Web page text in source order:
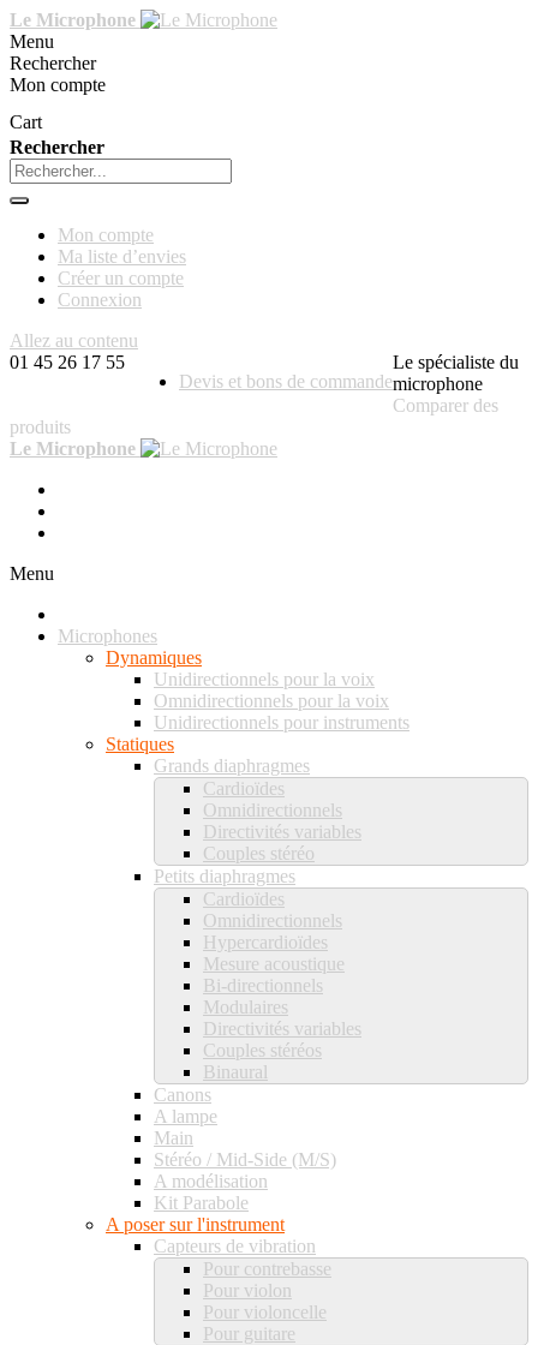
Le Microphone
Menu
Rechercher
Mon compte
Cart
Rechercher
Mon compte
Ma liste d’envies
Créer un compte
Connexion
Allez au contenu
01 45 26 17 55
Devis et bons de commande
Le spécialiste du
microphone
Comparer des
produits
Le Microphone
Menu
Microphones
Dynamiques
Unidirectionnels pour la voix
Omnidirectionnels pour la voix
Unidirectionnels pour instruments
Statiques
Grands diaphragmes
Cardioïdes
Omnidirectionnels
Directivités variables
Couples stéréo
Petits diaphragmes
Cardioïdes
Omnidirectionnels
Hypercardioïdes
Mesure acoustique
Bi-directionnels
Modulaires
Directivités variables
Couples stéréos
Binaural
Canons
A lampe
Main
Stéréo / Mid-Side (M/S)
A modélisation
Kit Parabole
A poser sur l'instrument
Capteurs de vibration
Pour contrebasse
Pour violon
Pour violoncelle
Pour guitare